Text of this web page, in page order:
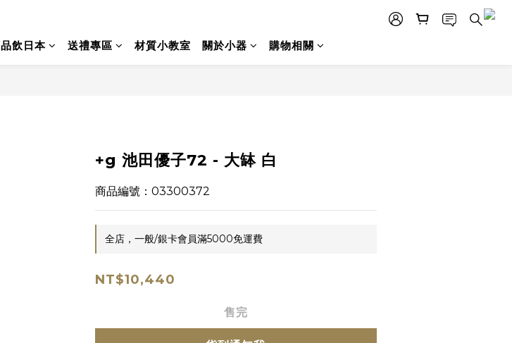
品飲日本 送禮專區 材質小教室 關於小器 購物相關
+g 池田優子72 - 大缽 白
商品編號：03300372
全店，一般/銀卡會員滿5000免運費
NT$10,440
售完